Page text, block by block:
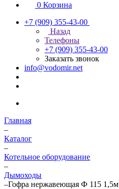
0 Корзина
+7 (909) 355-43-00
Назад
Телефоны
+7 (909) 355-43-00
Заказать звонок
info@vodomir.net
Главная
–
Каталог
–
Котельное оборудование
–
Дымоходы
–Гофра нержавеющая Ф 115 1,5м